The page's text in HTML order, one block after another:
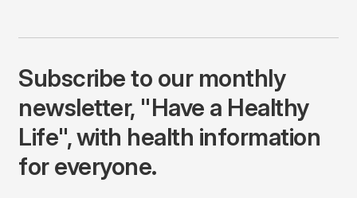
Subscribe to our monthly
newsletter, "Have a Healthy
Life", with health information
for everyone.